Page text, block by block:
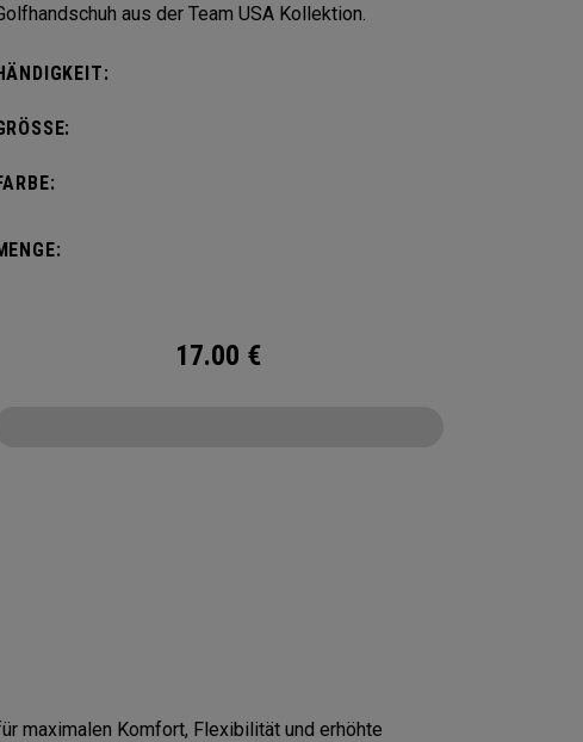
aus der Team USA Kollektion.
17.00 €
maximalen Komfort, Flexibilität und erhöhte